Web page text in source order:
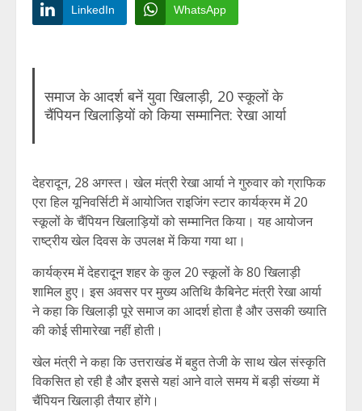
LinkedIn WhatsApp
समाज के आदर्श बनें युवा खिलाड़ी, 20 स्कूलों के
चैंपियन खिलाड़ियों को किया सम्मानित: रेखा आर्या
देहरादून, 28 अगस्त। खेल मंत्री रेखा आर्या ने गुरुवार को ग्राफिक
एरा हिल यूनिवर्सिटी में आयोजित राइजिंग स्टार कार्यक्रम में 20
स्कूलों के चैंपियन खिलाड़ियों को सम्मानित किया। यह आयोजन
राष्ट्रीय खेल दिवस के उपलक्ष में किया गया था।
कार्यक्रम में देहरादून शहर के कुल 20 स्कूलों के 80 खिलाड़ी
शामिल हुए। इस अवसर पर मुख्य अतिथि कैबिनेट मंत्री रेखा आर्या
ने कहा कि खिलाड़ी पूरे समाज का आदर्श होता है और उसकी ख्याति
की कोई सीमारेखा नहीं होती।
खेल मंत्री ने कहा कि उत्तराखंड में बहुत तेजी के साथ खेल संस्कृति
विकसित हो रही है और इससे यहां आने वाले समय में बड़ी संख्या में
चैंपियन खिलाड़ी तैयार होंगे।